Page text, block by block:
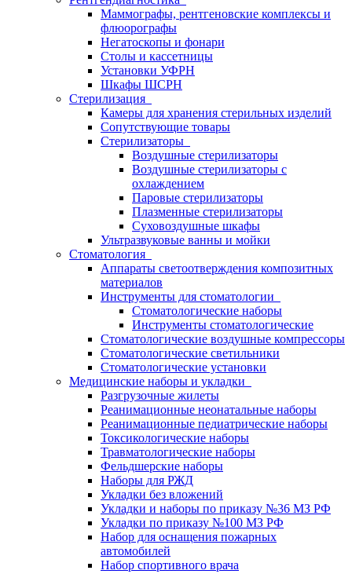
Маммографы, рентгеновские комплексы и
флюорографы
Негатоскопы и фонари
Столы и кассетницы
Установки УФРН
Шкафы ШСРН
Стерилизация
Камеры для хранения стерильных изделий
Сопутствующие товары
Стерилизаторы
Воздушные стерилизаторы
Воздушные стерилизаторы с
охлаждением
Паровые стерилизаторы
Плазменные стерилизаторы
Суховоздушные шкафы
Ультразвуковые ванны и мойки
Стоматология
Аппараты светоотверждения композитных
материалов
Инструменты для стоматологии
Стоматологические наборы
Инструменты стоматологические
Стоматологические воздушные компрессоры
Стоматологические светильники
Стоматологические установки
Медицинские наборы и укладки
Разгрузочные жилеты
Реанимационные неонатальные наборы
Реанимационные педиатрические наборы
Токсикологические наборы
Травматологические наборы
Фельдшерские наборы
Наборы для РЖД
Укладки без вложений
Укладки и наборы по приказу №36 МЗ РФ
Укладки по приказу №100 МЗ РФ
Набор для оснащения пожарных
автомобилей
Набор спортивного врача